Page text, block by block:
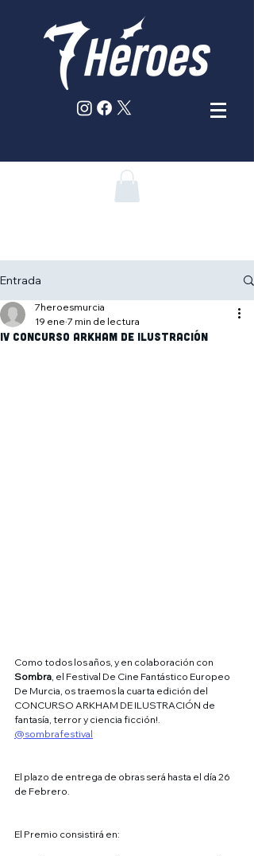
Entrada
IV Concurso arkham de ilustración
7heroesmurcia
19 ene 7 min de lectura
Como todos los años, y en colaboración con
Sombra, el Festival De Cine Fantástico Europeo
De Murcia, os traemos la cuarta edición del
CONCURSO ARKHAM DE ILUSTRACIÓN de
fantasía, terror y ciencia ficción!.
@sombrafestival
El plazo de entrega de obras será hasta el día 26
de Febrero.
El Premio consistirá en: